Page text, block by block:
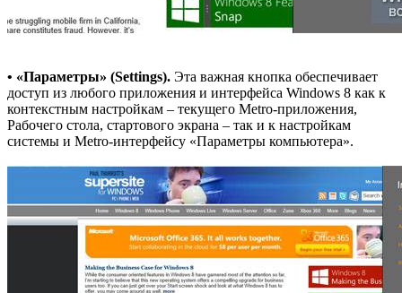
• «Параметры» (Settings). Эта важная кнопка обеспечивает
доступ из любого приложения и интерфейса Windows 8 как к
контекстным настройкам – текущего Metro-приложения,
Рабочего стола, стартового экрана – так и к настройкам
системы и Metro-интерфейсу «Параметры компьютера».